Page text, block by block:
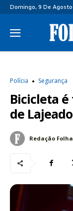
Domingo, 9 De
Polícia Segurança
Bicicleta
de Lajeado
Redação